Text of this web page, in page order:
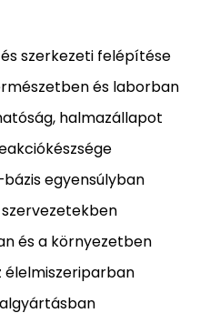
szerkezeti felépítése
és laborban
halmazállapot
egyensúlyban
és a környezetben
élelmiszeriparban